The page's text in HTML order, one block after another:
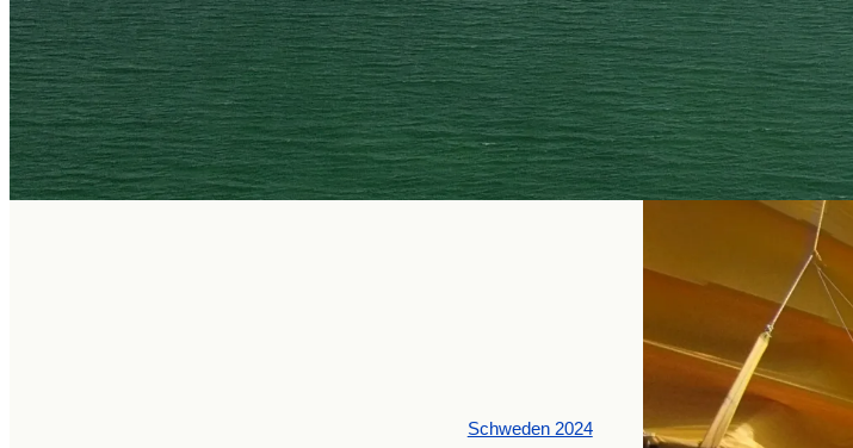
Schweden 2024